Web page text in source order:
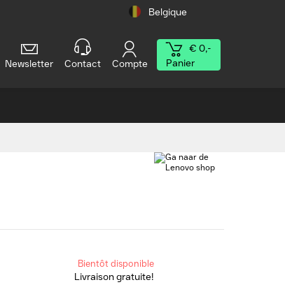
Belgique
Newsletter Contact Compte
€ 0,-
Panier
Bientôt disponible
Livraison gratuite!